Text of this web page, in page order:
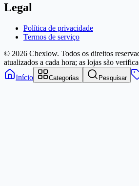
Legal
Política de privacidade
Termos de serviço
© 2026 Chexlow. Todos os direitos
atualizados a cada hora; as lojas são
Início
Categorias Pesquisar